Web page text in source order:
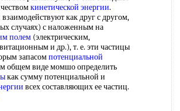
кинетической энергии.
как друг с другом,
случаях) с наложенным на
полем (электрическим,
и др.), т. е. эти частицы
запасомпотенциальной
общем виде момшо определить
как сумму потенциальной и
всех составляющих ее частиц.